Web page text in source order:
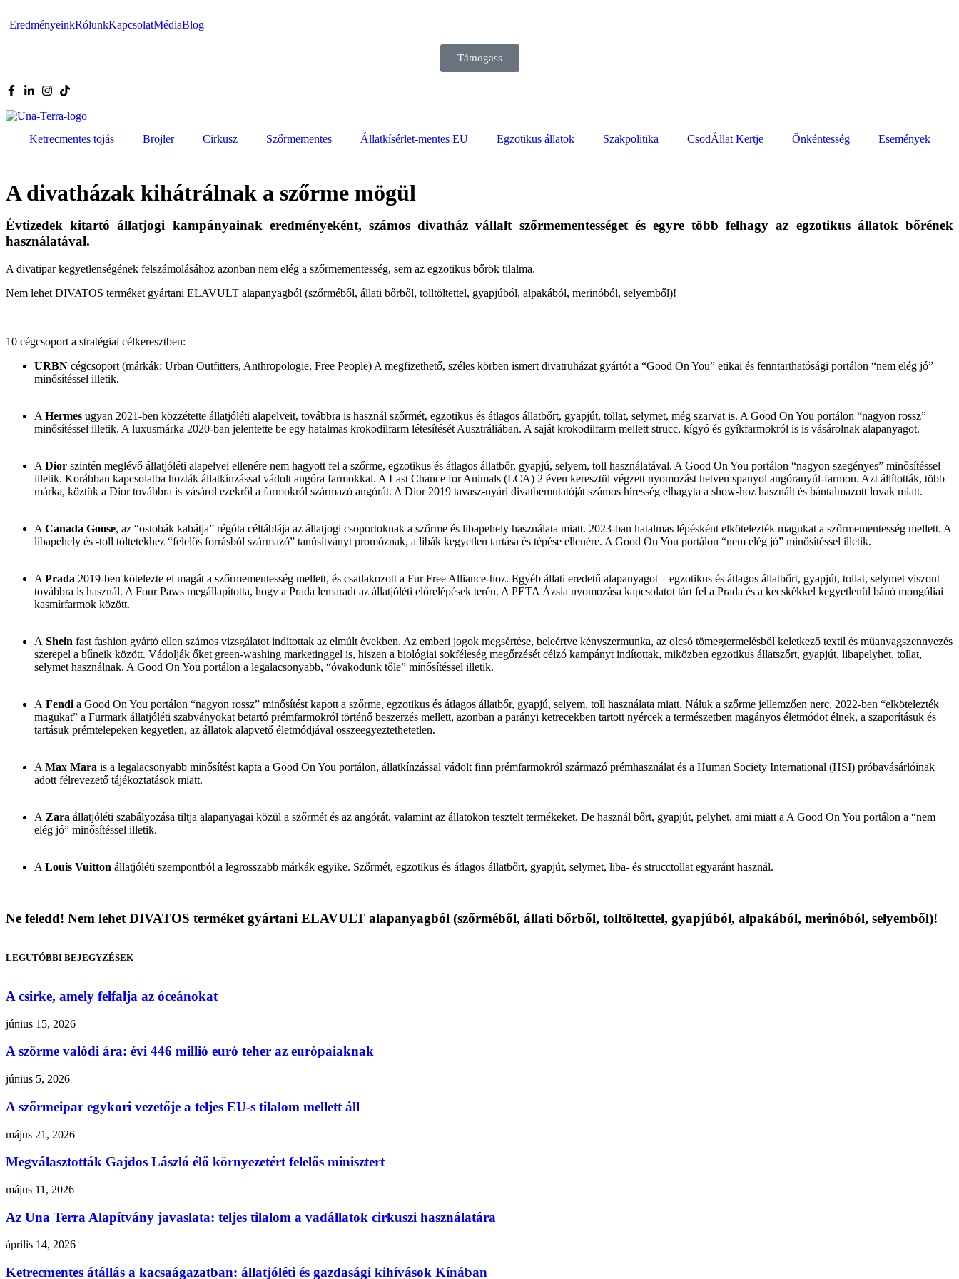
EredményeinkRólunkKapcsolatMédiaBlog
Támogass
Ketrecmentes tojás Brojler Cirkusz Szőrmementes Állatkísérlet-mentes EU Egzotikus állatok Szakpolitika CsodÁllat Kertje Önkéntesség Események
A divatházak kihátrálnak a szőrme mögül
Évtizedek kitartó állatjogi kampányainak eredményeként, számos divatház vállalt szőrmementességet és egyre több felhagy az egzotikus állatok bőrének
használatával.
A divatipar kegyetlenségének felszámolásához azonban nem elég a szőrmementesség, sem az egzotikus bőrök tilalma.
Nem lehet DIVATOS terméket gyártani ELAVULT alapanyagból (szőrméből, állati bőrből, tolltöltettel, gyapjúból, alpakából, merinóból, selyemből)!
10 cégcsoport a stratégiai célkeresztben:
URBN cégcsoport (márkák: Urban Outfitters, Anthropologie, Free People) A megfizethető, széles körben ismert divatruházat gyártót a “Good On You” etikai és fenntarthatósági portálon “nem elég jó”
minősítéssel illetik.
A Hermes ugyan 2021-ben közzétette állatjóléti alapelveit, továbbra is használ szőrmét, egzotikus és átlagos állatbőrt, gyapjút, tollat, selymet, még szarvat is. A Good On You portálon “nagyon rossz”
minősítéssel illetik. A luxusmárka 2020-ban jelentette be egy hatalmas krokodilfarm létesítését Ausztráliában. A saját krokodilfarm mellett strucc, kígyó és gyíkfarmokról is is vásárolnak alapanyagot.
A Dior szintén meglévő állatjóléti alapelvei ellenére nem hagyott fel a szőrme, egzotikus és átlagos állatbőr, gyapjú, selyem, toll használatával. A Good On You portálon “nagyon szegényes” minősítéssel
illetik. Korábban kapcsolatba hozták állatkínzással vádolt angóra farmokkal. A Last Chance for Animals (LCA) 2 éven keresztül végzett nyomozást hetven spanyol angóranyúl-farmon. Azt állították, több
márka, köztük a Dior továbbra is vásárol ezekről a farmokról származó angórát. A Dior 2019 tavasz-nyári divatbemutatóját számos híresség elhagyta a show-hoz használt és bántalmazott lovak miatt.
A Canada Goose, az “ostobák kabátja” régóta céltáblája az állatjogi csoportoknak a szőrme és libapehely használata miatt. 2023-ban hatalmas lépésként elkötelezték magukat a szőrmementesség mellett. A
libapehely és -toll töltetekhez “felelős forrásból származó” tanúsítványt promóznak, a libák kegyetlen tartása és tépése ellenére. A Good On You portálon “nem elég jó” minősítéssel illetik.
A Prada 2019-ben kötelezte el magát a szőrmementesség mellett, és csatlakozott a Fur Free Alliance-hoz. Egyéb állati eredetű alapanyagot – egzotikus és átlagos állatbőrt, gyapjút, tollat, selymet viszont
továbbra is használ. A Four Paws megállapította, hogy a Prada lemaradt az állatjóléti előrelépések terén. A PETA Ázsia nyomozása kapcsolatot tárt fel a Prada és a kecskékkel kegyetlenül bánó mongóliai
kasmírfarmok között.
A Shein fast fashion gyártó ellen számos vizsgálatot indítottak az elmúlt években. Az emberi jogok megsértése, beleértve kényszermunka, az olcsó tömegtermelésből keletkező textil és műanyagszennyezés
szerepel a bűneik között. Vádolják őket green-washing marketinggel is, hiszen a biológiai sokféleség megőrzését célzó kampányt indítottak, miközben egzotikus állatszőrt, gyapjút, libapelyhet, tollat,
selymet használnak. A Good On You portálon a legalacsonyabb, “óvakodunk tőle” minősítéssel illetik.
A Fendi a Good On You portálon “nagyon rossz” minősítést kapott a szőrme, egzotikus és átlagos állatbőr, gyapjú, selyem, toll használata miatt. Náluk a szőrme jellemzően nerc, 2022-ben “elkötelezték
magukat” a Furmark állatjóléti szabványokat betartó prémfarmokról történő beszerzés mellett, azonban a parányi ketrecekben tartott nyércek a természetben magányos életmódot élnek, a szaporításuk és
tartásuk prémtelepeken kegyetlen, az állatok alapvető életmódjával összeegyeztethetetlen.
A Max Mara is a legalacsonyabb minősítést kapta a Good On You portálon, állatkínzással vádolt finn prémfarmokról származó prémhasználat és a Human Society International (HSI) próbavásárlóinak
adott félrevezető tájékoztatások miatt.
A Zara állatjóléti szabályozása tiltja alapanyagai közül a szőrmét és az angórát, valamint az állatokon tesztelt termékeket. De használ bőrt, gyapjút, pelyhet, ami miatt a A Good On You portálon a “nem
elég jó” minősítéssel illetik.
A Louis Vuitton állatjóléti szempontból a legrosszabb márkák egyike. Szőrmét, egzotikus és átlagos állatbőrt, gyapjút, selymet, liba- és strucctollat egyaránt használ.
Ne feledd! Nem lehet DIVATOS terméket gyártani ELAVULT alapanyagból (szőrméből, állati bőrből, tolltöltettel, gyapjúból, alpakából, merinóból, selyemből)!
LEGUTÓBBI BEJEGYZÉSEK
A csirke, amely felfalja az óceánokat
június 15, 2026
A szőrme valódi ára: évi 446 millió euró teher az európaiaknak
június 5, 2026
A szőrmeipar egykori vezetője a teljes EU-s tilalom mellett áll
május 21, 2026
Megválasztották Gajdos László élő környezetért felelős minisztert
május 11, 2026
Az Una Terra Alapítvány javaslata: teljes tilalom a vadállatok cirkuszi használatára
április 14, 2026
Ketrecmentes átállás a kacsaágazatban: állatjóléti és gazdasági kihívások Kínában